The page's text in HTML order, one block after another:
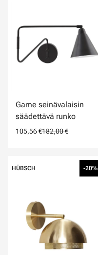
Game seinävalaisin
säädettävä runko
105,56 €182,00 €
HÜBSCH -20%